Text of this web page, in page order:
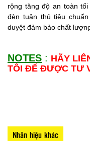
rộng tăng độ an toàn
đèn tuân thủ tiêu
duyệt đảm bảo chất
NOTES : HÃY
TÔI ĐỂ ĐƯỢC TƯ
Nhãn hiệu khác